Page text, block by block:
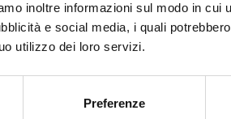
inoltre informazioni sul modo in
e social media, i quali
utilizzo dei loro servizi.
Preferenze